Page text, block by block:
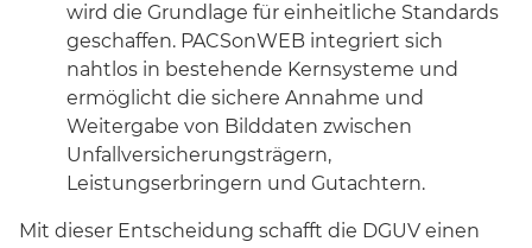
wird die Grundlage für einheitliche Standards
geschaffen. PACSonWEB integriert sich
nahtlos in bestehende Kernsysteme und
ermöglicht die sichere Annahme und
Weitergabe von Bilddaten zwischen
Unfallversicherungsträgern,
Leistungserbringern und Gutachtern.
Mit dieser Entscheidung schafft die DGUV einen